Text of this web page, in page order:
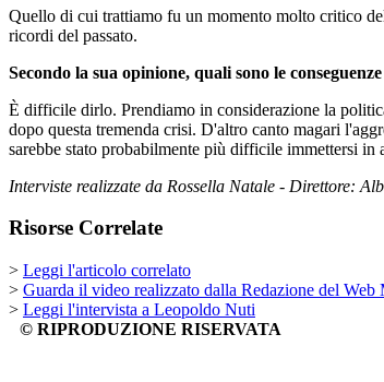
Quello di cui trattiamo fu un momento molto critico
ricordi del passato.
Secondo la sua opinione, quali sono le
È difficile dirlo. Prendiamo in considerazione la
dopo questa tremenda crisi. D'altro canto magari
sarebbe stato probabilmente più difficile immettersi
Interviste realizzate da Rossella Natale - Direttore:
Risorse Correlate
> Leggi l'articolo correlato
> Guarda il video realizzato dalla Redazione del Web
> Leggi l'intervista a Leopoldo Nuti
© RIPRODUZIONE RISERVATA